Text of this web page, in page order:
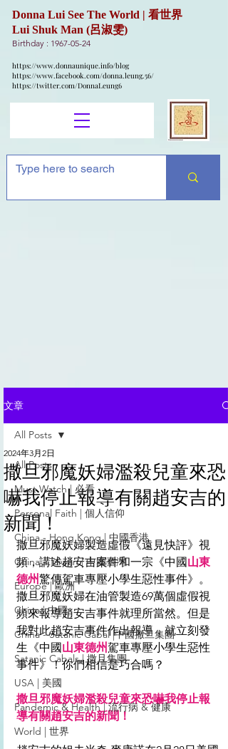
Donna Lui See The World | 看世界
Lui Shuk Man (呂淑雯)
Birthday : 1967-05-24
https://www.donnaunique.info/blog
https://www.facebook.com/donna.leung.56/
https://twitter.com/DonnaLeung6
文章
All Posts
Must Watch | 必看
Personal Faith | 個人信仰
China - Hong Kong | 中國香港
China - Taiwan | 中國臺灣
Europe | 歐洲
China | 中國
China - Satanic Cabal |中國撒旦集團
Satanic Cabals | 撒旦集團
USA | 美國
Pandemic & Health | 流行病 & 健康
World | 世界
All Posts
撒旦邪魔妖婦濫殺兒童來恐
嚇我停止報導有關趙安吉的
新聞！
2024年3月2日
撒旦邪魔妖婦製造虛假《遠見快評》視
頻，講述趙安吉案件和一宗《中國山東
德州驚傳駕車專壓小學生惡性事件》。
撒旦邪魔妖婦在油管製造69萬個虛假視
頻來報導趙安吉事件就理所當然。但是
我對此趙安吉事件作出報導，就立刻發
生《中國山東德州駕車專壓小學生惡性
事件》！你們相信是巧合嗎？
撒旦邪魔妖婦濫殺兒童來恐嚇我停止報
導有關趙安吉的新聞！